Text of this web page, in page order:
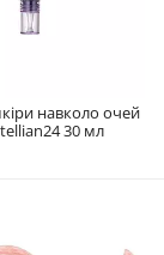
навколо очей
30 мл